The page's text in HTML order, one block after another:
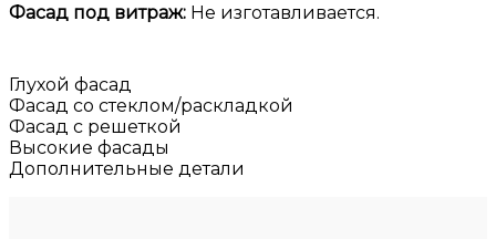
Фасад под витраж: Не изготавливается.
Глухой фасад
Фасад со стеклом/раскладкой
Фасад с решеткой
Высокие фасады
Дополнительные детали